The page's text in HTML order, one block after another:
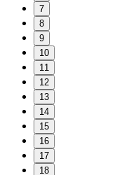
7
8
9
10
11
12
13
14
15
16
17
18